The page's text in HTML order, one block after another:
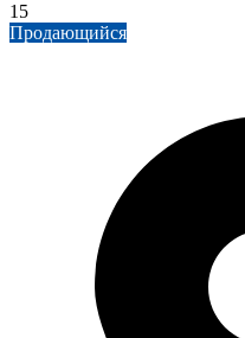
15
Продающийся